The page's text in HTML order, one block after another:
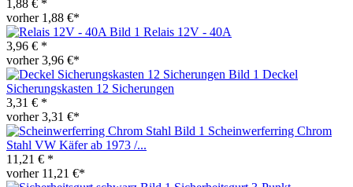
1,88 € *
vorher 1,88 €*
Relais 12V - 40A
3,96 € *
vorher 3,96 €*
Deckel
Sicherungskasten 12 Sicherungen
3,31 € *
vorher 3,31 €*
Scheinwerferring Chrom
Stahl VW Käfer ab 1973 /...
11,21 € *
vorher 11,21 €*